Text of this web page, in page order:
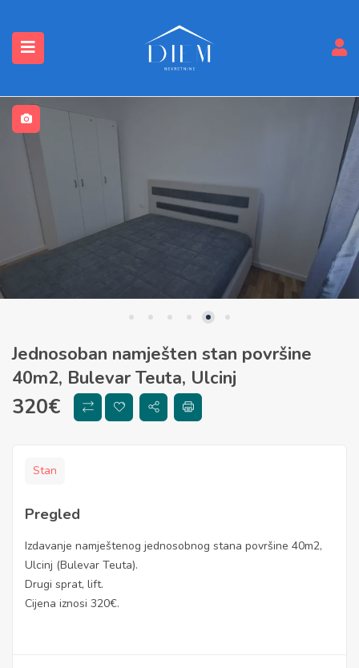
(Nekretnine)
Jednosoban namješten stan površine
40m2, Bulevar Teuta, Ulcinj
320€
Stan
Pregled
Izdavanje namještenog jednosobnog stana površine 40m2,
Ulcinj (Bulevar Teuta).
Drugi sprat, lift.
Cijena iznosi 320€.